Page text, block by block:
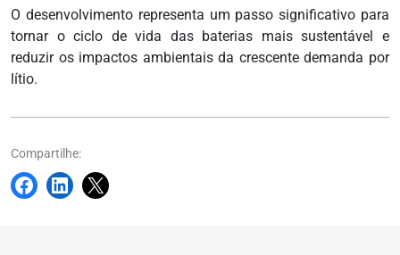
O desenvolvimento representa um passo significativo para
tornar o ciclo de vida das baterias mais sustentável e
reduzir os impactos ambientais da crescente demanda por
lítio.
Compartilhe: